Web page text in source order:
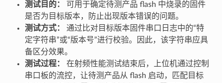
测试目的：
可用于确定待测产品 flash 中烧录的固件
是否为目标版本，防止出现版本错误的问题。
测试方式：
通过比对目标版本固件串口日志中的“特
定字符串”或“版本号”进行校验。因此，该字符串应具
备区分效果。
测试过程：
在射频性能测试结束后，上位机通过控制
串口板的流控，让待测产品从 flash 启动，匹配目标